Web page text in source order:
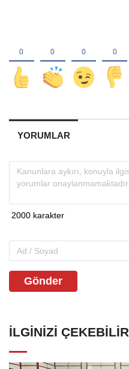
YORUMLAR
Gönder
İLGINIZI ÇEKEBILIR